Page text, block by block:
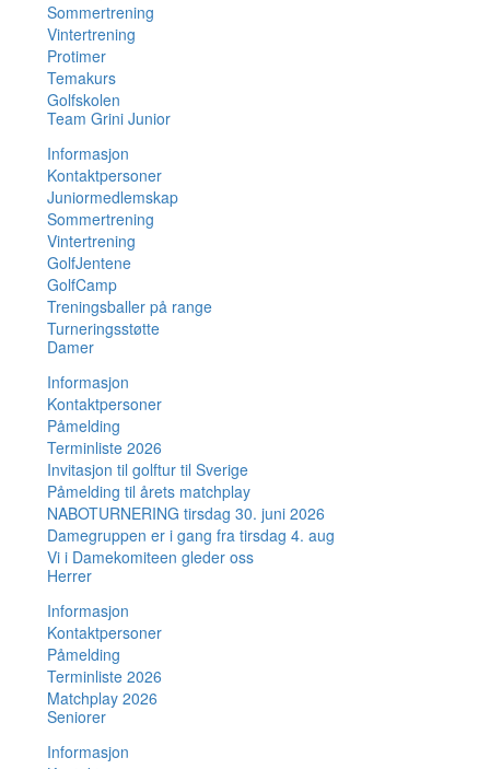
Sommertrening
Vintertrening
Protimer
Temakurs
Golfskolen
Team Grini Junior
Informasjon
Kontaktpersoner
Juniormedlemskap
Sommertrening
Vintertrening
GolfJentene
GolfCamp
Treningsballer på range
Turneringsstøtte
Damer
Informasjon
Kontaktpersoner
Påmelding
Terminliste 2026
Invitasjon til golftur til Sverige
Påmelding til årets matchplay
NABOTURNERING tirsdag 30. juni 2026
Damegruppen er i gang fra tirsdag 4. aug
Vi i Damekomiteen gleder oss
Herrer
Informasjon
Kontaktpersoner
Påmelding
Terminliste 2026
Matchplay 2026
Seniorer
Informasjon